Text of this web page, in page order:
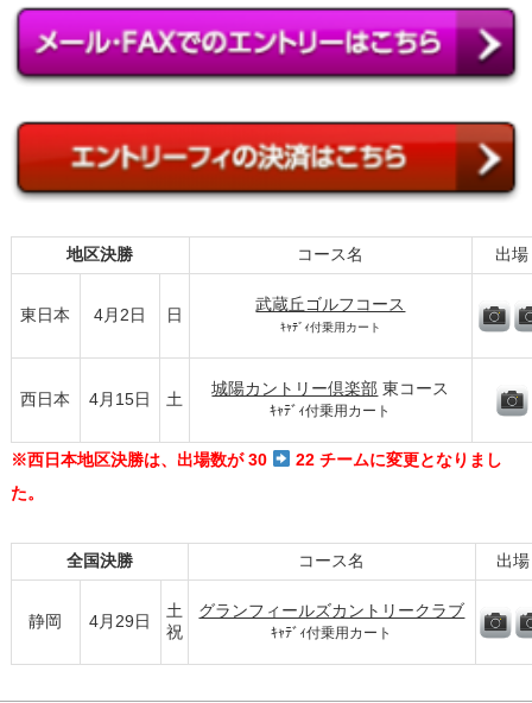
地区決勝 コース名 出場
東日本 4月2日 日
武蔵丘ゴルフコース
ｷｬﾃﾞｨ付乗用カート
西日本 4月15日 土
城陽カントリー倶楽部 東コース
ｷｬﾃﾞｨ付乗用カート
※西日本地区決勝は、出場数が 30
22 チームに変更となりまし
た。
全国決勝 コース名 出場
静岡 4月29日
土
祝
グランフィールズカントリークラブ
ｷｬﾃﾞｨ付乗用カート